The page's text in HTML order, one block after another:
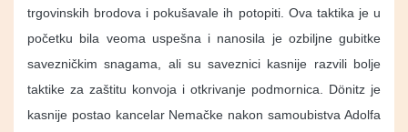
trgovinskih brodova i pokušavale ih potopiti. Ova taktika je u
početku bila veoma uspešna i nanosila je ozbiljne gubitke
savezničkim snagama, ali su saveznici kasnije razvili bolje
taktike za zaštitu konvoja i otkrivanje podmornica. Dönitz je
kasnije postao kancelar Nemačke nakon samoubistva Adolfa